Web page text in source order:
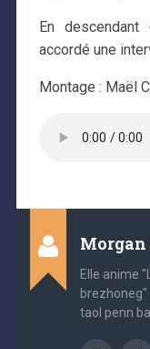
En
accordé une
Montage : Maël
Morgan
Elle anime
brezhoneg"
taol penn